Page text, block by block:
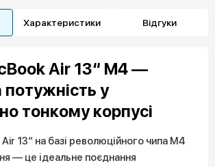
Характеристики Відгуки
Air 13“ M4 —
у
тонкому корпусі
13“ на базі революційного чипа M4
— це ідеальне поєднання